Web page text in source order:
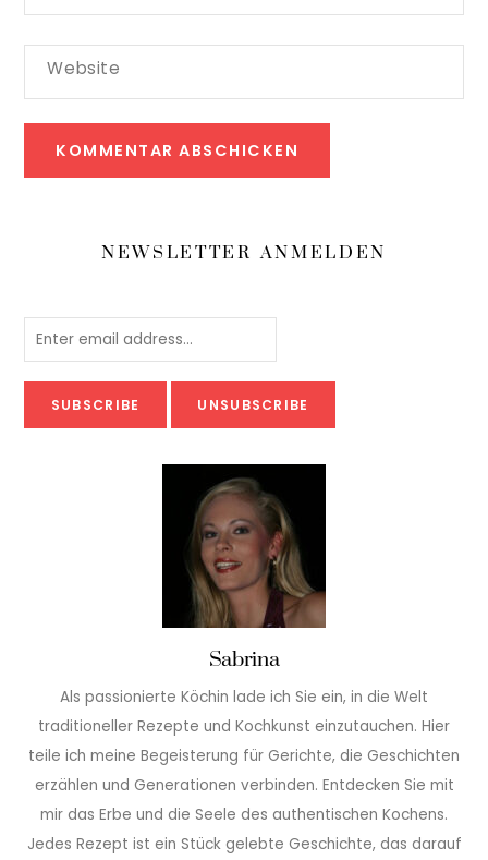
Website
NEWSLETTER ANMELDEN
Sabrina
Als passionierte Köchin lade ich Sie ein, in die Welt
traditioneller Rezepte und Kochkunst einzutauchen. Hier
teile ich meine Begeisterung für Gerichte, die Geschichten
erzählen und Generationen verbinden. Entdecken Sie mit
mir das Erbe und die Seele des authentischen Kochens.
Jedes Rezept ist ein Stück gelebte Geschichte, das darauf